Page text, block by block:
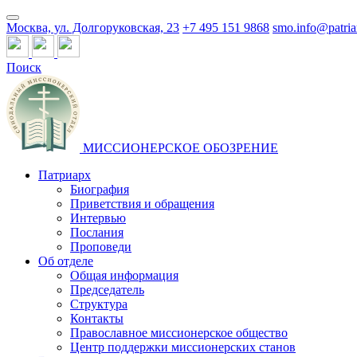
Москва, ул. Долгоруковская, 23 +7 495 151 9868
Поиск
МИССИОНЕРСКОЕ ОБОЗРЕНИЕ
Патриарх
Биография
Приветствия и обращения
Интервью
Послания
Проповеди
Об отделе
Общая информация
Председатель
Структура
Контакты
Православное миссионерское общество
Центр поддержки миссионерских станов